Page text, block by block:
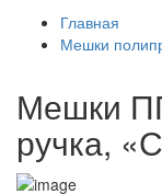
Главная
Мешки
Мешки
ручка,